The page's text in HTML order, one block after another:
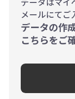
メールにてご
データの作
こちらをご